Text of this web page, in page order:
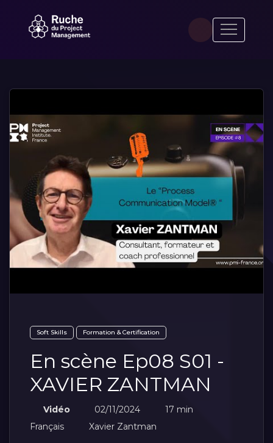
Soft Skills Formation & Certification
En scène Ep08 S01 -
XAVIER ZANTMAN
Vidéo 02/11/2024
17 min
Français
Xavier Zantman